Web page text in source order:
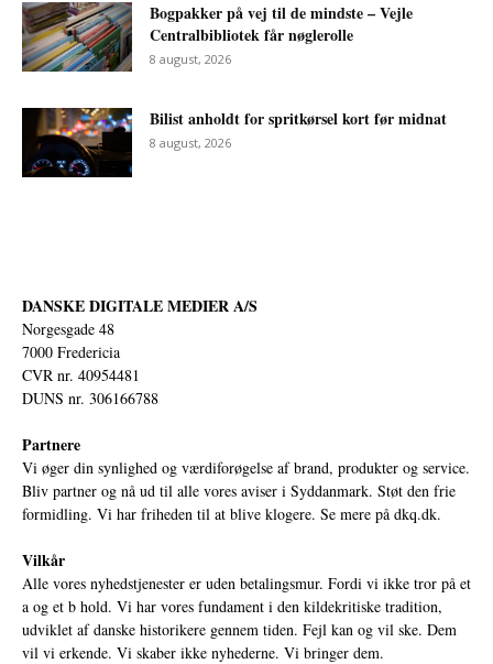
Bogpakker på vej til de mindste – Vejle
Centralbibliotek får nøglerolle
8 august, 2026
Bilist anholdt for spritkørsel kort før midnat
8 august, 2026
DANSKE DIGITALE MEDIER A/S
Norgesgade 48
7000 Fredericia
CVR nr. 40954481
DUNS nr. 306166788
Partnere
Vi øger din synlighed og værdiforøgelse af brand, produkter og service.
Bliv partner og nå ud til alle vores aviser i Syddanmark. Støt den frie
formidling. Vi har friheden til at blive klogere. Se mere på dkq.dk.
Vilkår
Alle vores nyhedstjenester er uden betalingsmur. Fordi vi ikke tror på et
a og et b hold. Vi har vores fundament i den kildekritiske tradition,
udviklet af danske historikere gennem tiden. Fejl kan og vil ske. Dem
vil vi erkende. Vi skaber ikke nyhederne. Vi bringer dem.